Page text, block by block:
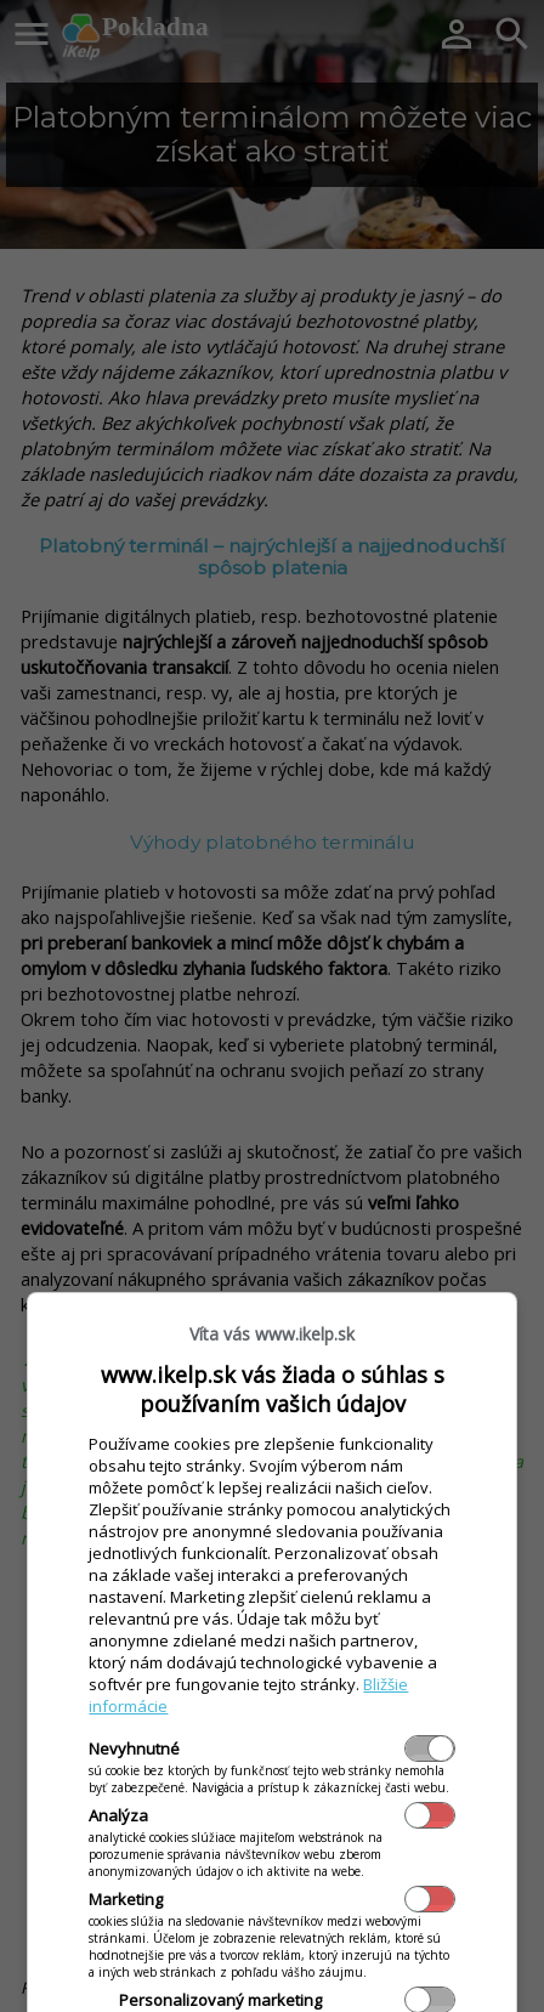
Pokladna
  
Platobným terminálom môžete viac
získať ako stratiť
Trend v oblasti platenia za služby aj produkty je jasný – do
popredia sa čoraz viac dostávajú bezhotovostné platby,
ktoré pomaly, ale isto vytláčajú hotovosť. Na druhej strane
ešte vždy nájdeme zákazníkov, ktorí uprednostnia platbu v
hotovosti. Ako hlava prevádzky preto musíte myslieť na
všetkých. Bez akýchkoľvek pochybností však platí, že
platobným terminálom môžete viac získať ako stratiť. Na
základe nasledujúcich riadkov nám dáte dozaista za pravdu,
že patrí aj do vašej prevádzky.
Platobný terminál – najrýchlejší a najjednoduchší
spôsob platenia
Prijímanie digitálnych platieb, resp. bezhotovostné platenie
predstavuje najrýchlejší a zároveň najjednoduchší spôsob
uskutočňovania transakcií. Z tohto dôvodu ho ocenia nielen
vaši zamestnanci, resp. vy, ale aj hostia, pre ktorých je
väčšinou pohodlnejšie priložiť kartu k terminálu než loviť v
peňaženke či vo vreckách hotovosť a čakať na výdavok.
Nehovoriac o tom, že žijeme v rýchlej dobe, kde má každý
naponáhlo.
Výhody platobného terminálu
Prijímanie platieb v hotovosti sa môže zdať na prvý pohľad
ako najspoľahlivejšie riešenie. Keď sa však nad tým zamyslíte,
pri preberaní bankoviek a mincí môže dôjsť k chybám a
omylom v dôsledku zlyhania ľudského faktora. Takéto riziko
pri bezhotovostnej platbe nehrozí.
Okrem toho čím viac hotovosti v prevádzke, tým väčšie riziko
jej odcudzenia. Naopak, keď si vyberiete platobný terminál,
môžete sa spoľahnúť na ochranu svojich peňazí zo strany
banky.
No a pozornosť si zaslúži aj skutočnosť, že zatiaľ čo pre vašich
zákazníkov sú digitálne platby prostredníctvom platobného
terminálu maximálne pohodlné, pre vás sú veľmi ľahko
evidovateľné. A pritom vám môžu byť v budúcnosti prospešné
ešte aj pri spracovávaní prípadného vrátenia tovaru alebo pri
analyzovaní nákupného správania vašich zákazníkov počas
konkrétnych dní či časových úsekov.
Zapamätajte si:
Poskytovanie bezhotovostných platieb vo
vašej prevádzke vôbec nemusí byť finančne nákladné. V
súčasnosti si totiž môžeteprenajať registračnú pokladnicu
možnosťou prijímania platieb kartou. Poplatky za platobný
terminál vás teda vyjdú na minimum. Výhodou tohto riešenia
je aj to, že ak si vyberiete správneho prenajímateľa,
bezplatne sa postará o všetko v prípade, že zariadenie sa
náhodou pokazí alebo si bude vyžadovať akýkoľvek servis.
Registračná pokladnica a platobný terminál na prenájom. Zdroj: iKelp
Víta vás www.ikelp.sk
www.ikelp.sk vás žiada o súhlas s
používaním vašich údajov
Používame cookies pre zlepšenie funkcionality
obsahu tejto stránky. Svojím výberom nám
môžete pomôcť k lepšej realizácii našich cieľov.
Zlepšiť používanie stránky pomocou analytických
nástrojov pre anonymné sledovania používania
jednotlivých funkcionalít. Perzonalizovať obsah
na základe vašej interakci a preferovaných
nastavení. Marketing zlepšiť cielenú reklamu a
relevantnú pre vás. Údaje tak môžu byť
anonymne zdielané medzi našich partnerov,
ktorý nám dodávajú technologické vybavenie a
softvér pre fungovanie tejto stránky.Bližšie
informácie
Nevyhnutné
sú cookie bez ktorých by funkčnosť tejto web stránky nemohla
byť zabezpečené. Navigácia a prístup k zákazníckej časti webu.
Analýza
analytické cookies slúžiace majiteľom webstránok na
porozumenie správania návštevníkov webu zberom
anonymizovaných údajov o ich aktivite na webe.
Marketing
cookies slúžia na sledovanie návštevníkov medzi webovými
stránkami. Účelom je zobrazenie relevatných reklám, ktoré sú
hodnotnejšie pre vás a tvorcov reklám, ktorý inzerujú na týchto
a iných web stránkach z pohľadu vášho záujmu.
Personalizovaný marketing